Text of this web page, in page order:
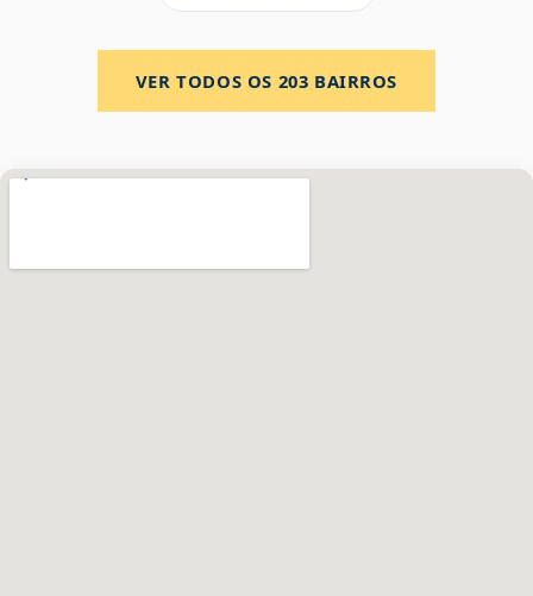
VER TODOS OS 203 BAIRROS